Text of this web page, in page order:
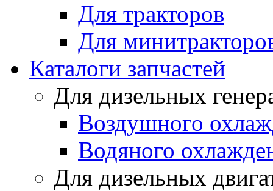
Для тракторов
Для
Каталоги запчастей
Для дизельных
Воздушного
Водяного
Для дизельных